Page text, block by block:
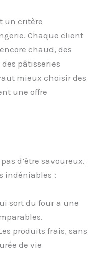
un critère
Chaque client
chaud, des
pâtisseries
mieux choisir des
une offre
d’être savoureux.
indéniables :
sort du four a une
produits frais, sans
de vie